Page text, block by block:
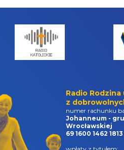
Radio
z
numer rachunku
Johanneum -
Wrocławskiej
69 1600 1462